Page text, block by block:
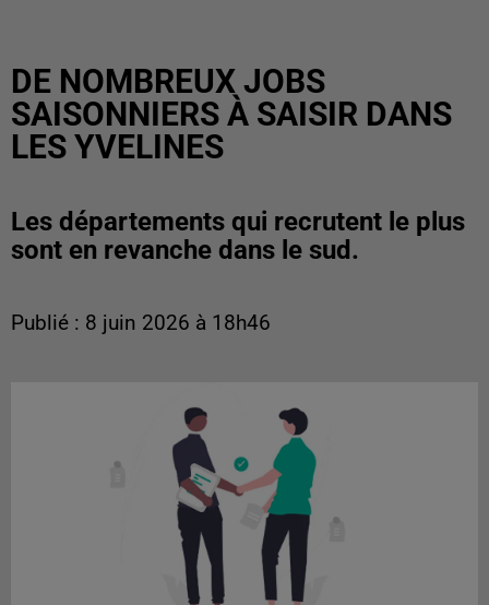
DE NOMBREUX JOBS
SAISONNIERS À SAISIR DANS
LES YVELINES
Les départements qui recrutent le plus
sont en revanche dans le sud.
Publié : 8 juin 2026 à 18h46